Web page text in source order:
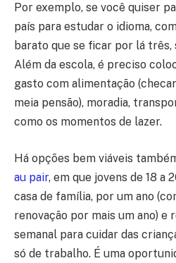
Por exemplo, se você quiser
país para estudar o idioma,
barato que se ficar por lá três,
Além da escola, é preciso
gasto com alimentação
meia pensão), moradia,
como os momentos de lazer.
Há opções bem viáveis
au pair, em que jovens de 18 a
casa de família, por um ano
renovação por mais um ano) e
semanal para cuidar das
só de trabalho. É uma